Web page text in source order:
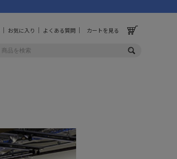
財布
お気に入り よくある質問 カートを見る